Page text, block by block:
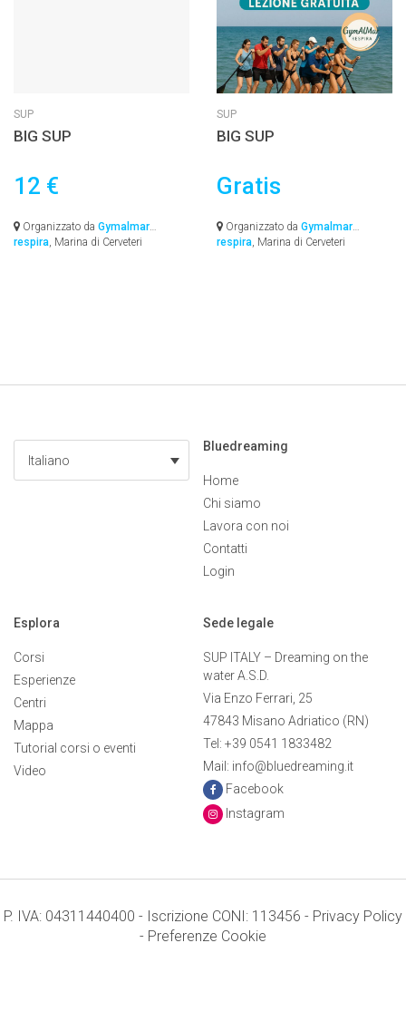
SUP
BIG SUP
12 €
Organizzato da Gymalmar
respira , Marina di Cerveteri
SUP
BIG SUP
Gratis
Organizzato da Gymalmar
respira , Marina di Cerveteri
Italiano
Bluedreaming
Home
Chi siamo
Lavora con noi
Contatti
Login
Esplora
Corsi
Esperienze
Centri
Mappa
Tutorial corsi o eventi
Video
Sede legale
SUP ITALY – Dreaming on the
water A.S.D.
Via Enzo Ferrari, 25
47843 Misano Adriatico (RN)
Tel: +39 0541 1833482
Mail: info@bluedreaming.it
Facebook
Instagram
P. IVA: 04311440400 - Iscrizione CONI: 113456 - Privacy Policy
- Preferenze Cookie